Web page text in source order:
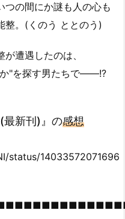
つの間にか謎も人の心も
整。(くのう ととのう)
遭遇したのは、
"を探す男たちで――!?
最新刊)』の感想
status/14033572071696